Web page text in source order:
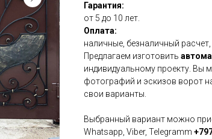
Гарантия:
от 5 до 10 лет.
Оплата:
наличные, безналичный
Предлагаем изготовить
индивидуальному проекту. Вы
фотографий и эскизов ворот
свои варианты.
Выбранный вариант можно
Whatsapp, Viber, Telegramm